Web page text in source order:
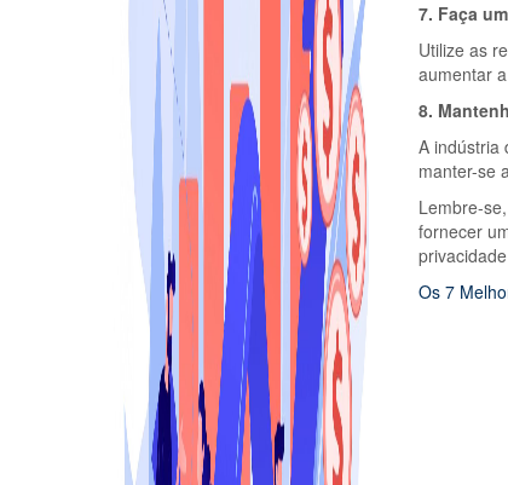
7. Faça
Utilize as
aumentar
8.
A indústria
manter-se
Lembre-
fornecer
Navegação
Post
Os 7